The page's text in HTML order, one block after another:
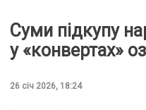
Суми підкупу
у «конвертах»
26 січ 2026, 18:24